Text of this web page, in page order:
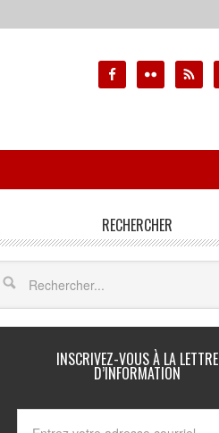
RECHERCHER
INSCRIVEZ-VOUS À LA LETTRE
D’INFORMATION